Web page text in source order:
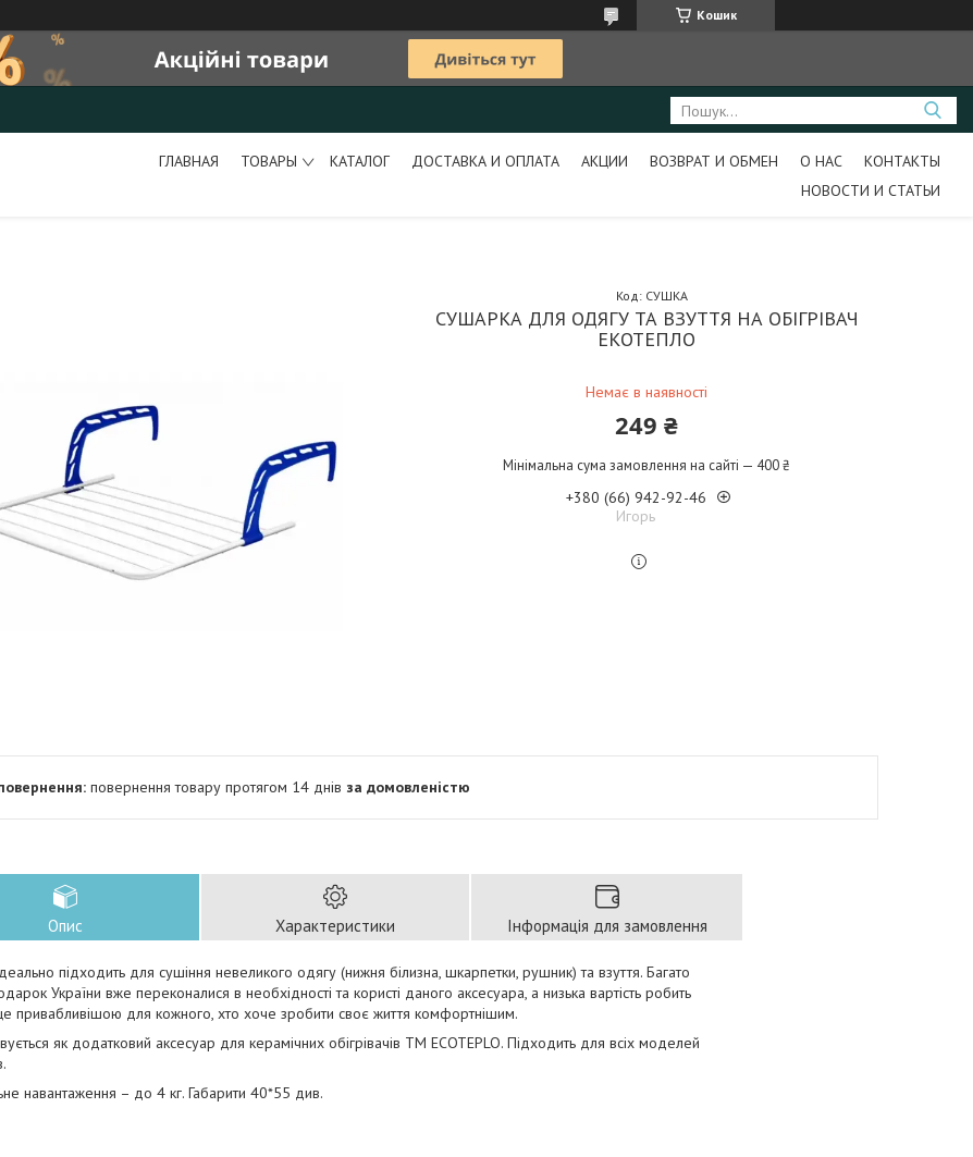
Кошик
ГЛАВНАЯ ТОВАРЫ КАТАЛОГ ДОСТАВКА И ОПЛАТА АКЦИИ ВОЗВРАТ И ОБМЕН О НАС
КОНТАКТЫ
НОВОСТИ И СТАТЬИ
СУШАРКА ДЛЯ ОДЯГУ ТА ВЗУТТЯ НА ОБІГРІВАЧ
ЕКОТЕПЛО
Немає в наявності
Код: СУШКА
249 ₴
Мінімальна сума замовлення на сайті — 400 ₴
+380 (66) 942-92-46
Игорь
повернення товару протягом 14 днів за домовленістю
Опис Характеристики Інформація для замовлення
підходить для сушіння невеликого одягу (нижня білизна, шкарпетки, рушник) та взуття. Багато
України вже переконалися в необхідності та користі даного аксесуара, а низька вартість робить
привабливішою для кожного, хто хоче зробити своє життя комфортнішим.
як додатковий аксесуар для керамічних обігрівачів TM ECOTEPLO. Підходить для всіх моделей
навантаження – до 4 кг. Габарити 40*55 див.